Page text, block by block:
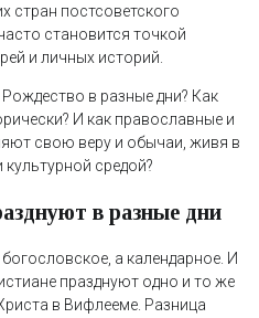
стран постсоветского
становится точкой
и личных историй.
в разные дни? Как
И как православные и
свою веру и обычаи, живя в
средой?
в разные дни
а календарное. И
празднуют одно и то же
в Вифлееме. Разница